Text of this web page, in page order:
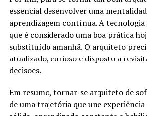
essencial desenvolver uma
aprendizagem contínua. A tecnologia
que é considerado uma boa prática
substituído amanhã. O arquiteto
atualizado, curioso e disposto a
decisões.
Em resumo, tornar-se arquiteto de
de uma trajetória que une